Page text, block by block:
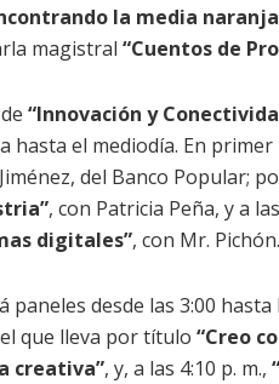
la media
magistral “Cuentos de
“Innovación y
hasta el mediodía. En
del Banco Popular;
, con Patricia Peña, y a
digitales”, con Mr. Pichón.
paneles desde las 3:00 hasta
que lleva por título “Creo
creativa”, y, a las 4:10 p. m.,